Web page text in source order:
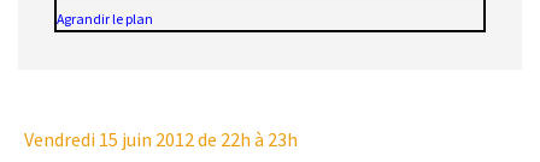
Agrandir le plan
Vendredi 15 juin 2012de 22h à 23h